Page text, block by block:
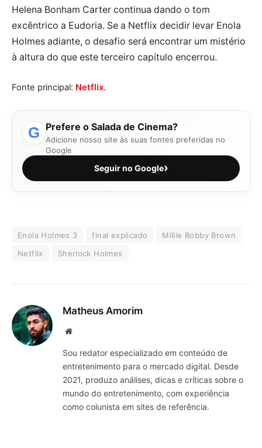
Helena Bonham Carter continua dando o tom
excêntrico a Eudoria. Se a Netflix decidir levar Enola
Holmes adiante, o desafio será encontrar um mistério
à altura do que este terceiro capítulo encerrou.
Fonte principal: Netflix.
G Prefere o Salada de Cinema?
Adicione nosso site às suas fontes preferidas no
Google
Seguir no Google›
Enola Holmes 3 final explicado
Millie Bobby Brown
Netflix
Sherlock Holmes
Matheus Amorim
Website
Sou redator especializado em conteúdo de
entretenimento para o mercado digital. Desde
2021, produzo análises, dicas e críticas sobre o
mundo do entretenimento, com experiência
como colunista em sites de referência.